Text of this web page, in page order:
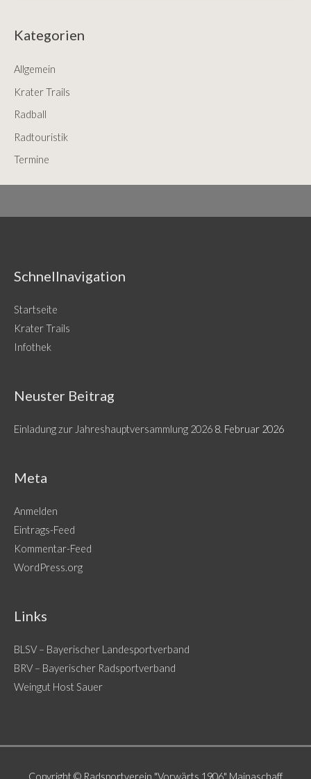
r
h
f
o
r
Kategorien
Allgemein
Krater Trails
Radball
Radtouristik
Termine
Schnellnavigation
Startseite
Krater Trails
Infothek
Neuster Beitrag
Einladung zur Jahreshauptversammlung 2026 8. Februar 2026
Meta
Anmelden
Eintrags-Feed
Kommentar-Feed
WordPress.org
Links
BLSV – Bayerischer Landesportverband
BRV – Bayerischer Radsportverband
Weingut Host Sauer